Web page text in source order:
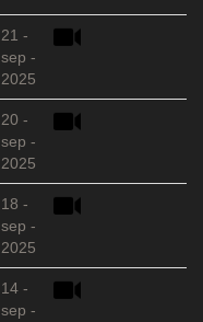
21 -
sep -
2025
20 -
sep -
2025
18 -
sep -
2025
14 -
sep -